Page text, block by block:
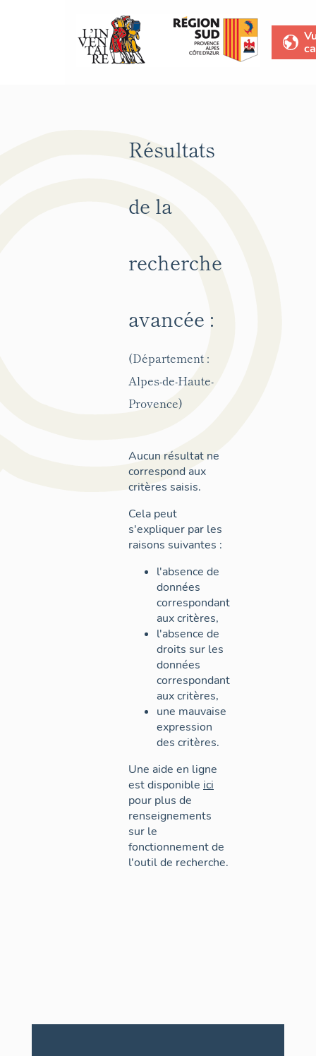
Résultats
de la
recherche
avancée :
(Département :
Alpes-de-Haute-
Provence)
Aucun résultat ne
correspond aux
critères saisis.
Cela peut
s'expliquer par les
raisons suivantes :
l'absence de
données
correspondant
aux critères,
l'absence de
droits sur les
données
correspondant
aux critères,
une mauvaise
expression
des critères.
Une aide en ligne
est disponible ici
pour plus de
renseignements
sur le
fonctionnement de
l'outil de recherche.